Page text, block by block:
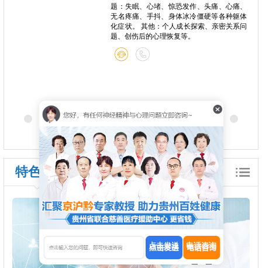
题：失眠、心堵、惊恐发作、头痛、心痛、
无名疼痛、手抖、身体冰冷僵硬等各种躯体
化症状。 其他：个人成长探索、亲密关系问
题、创伤后的心理恢复等。
特色诊疗
点击发送 电话咨询